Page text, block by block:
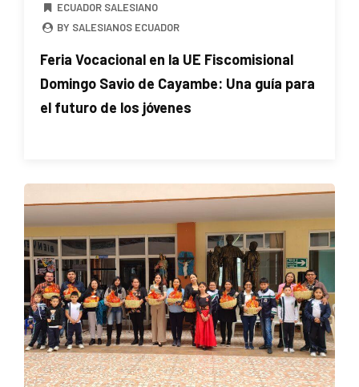
ECUADOR SALESIANO
BY SALESIANOS ECUADOR
Feria Vocacional en la UE Fiscomisional
Domingo Savio de Cayambe: Una guía para
el futuro de los jóvenes